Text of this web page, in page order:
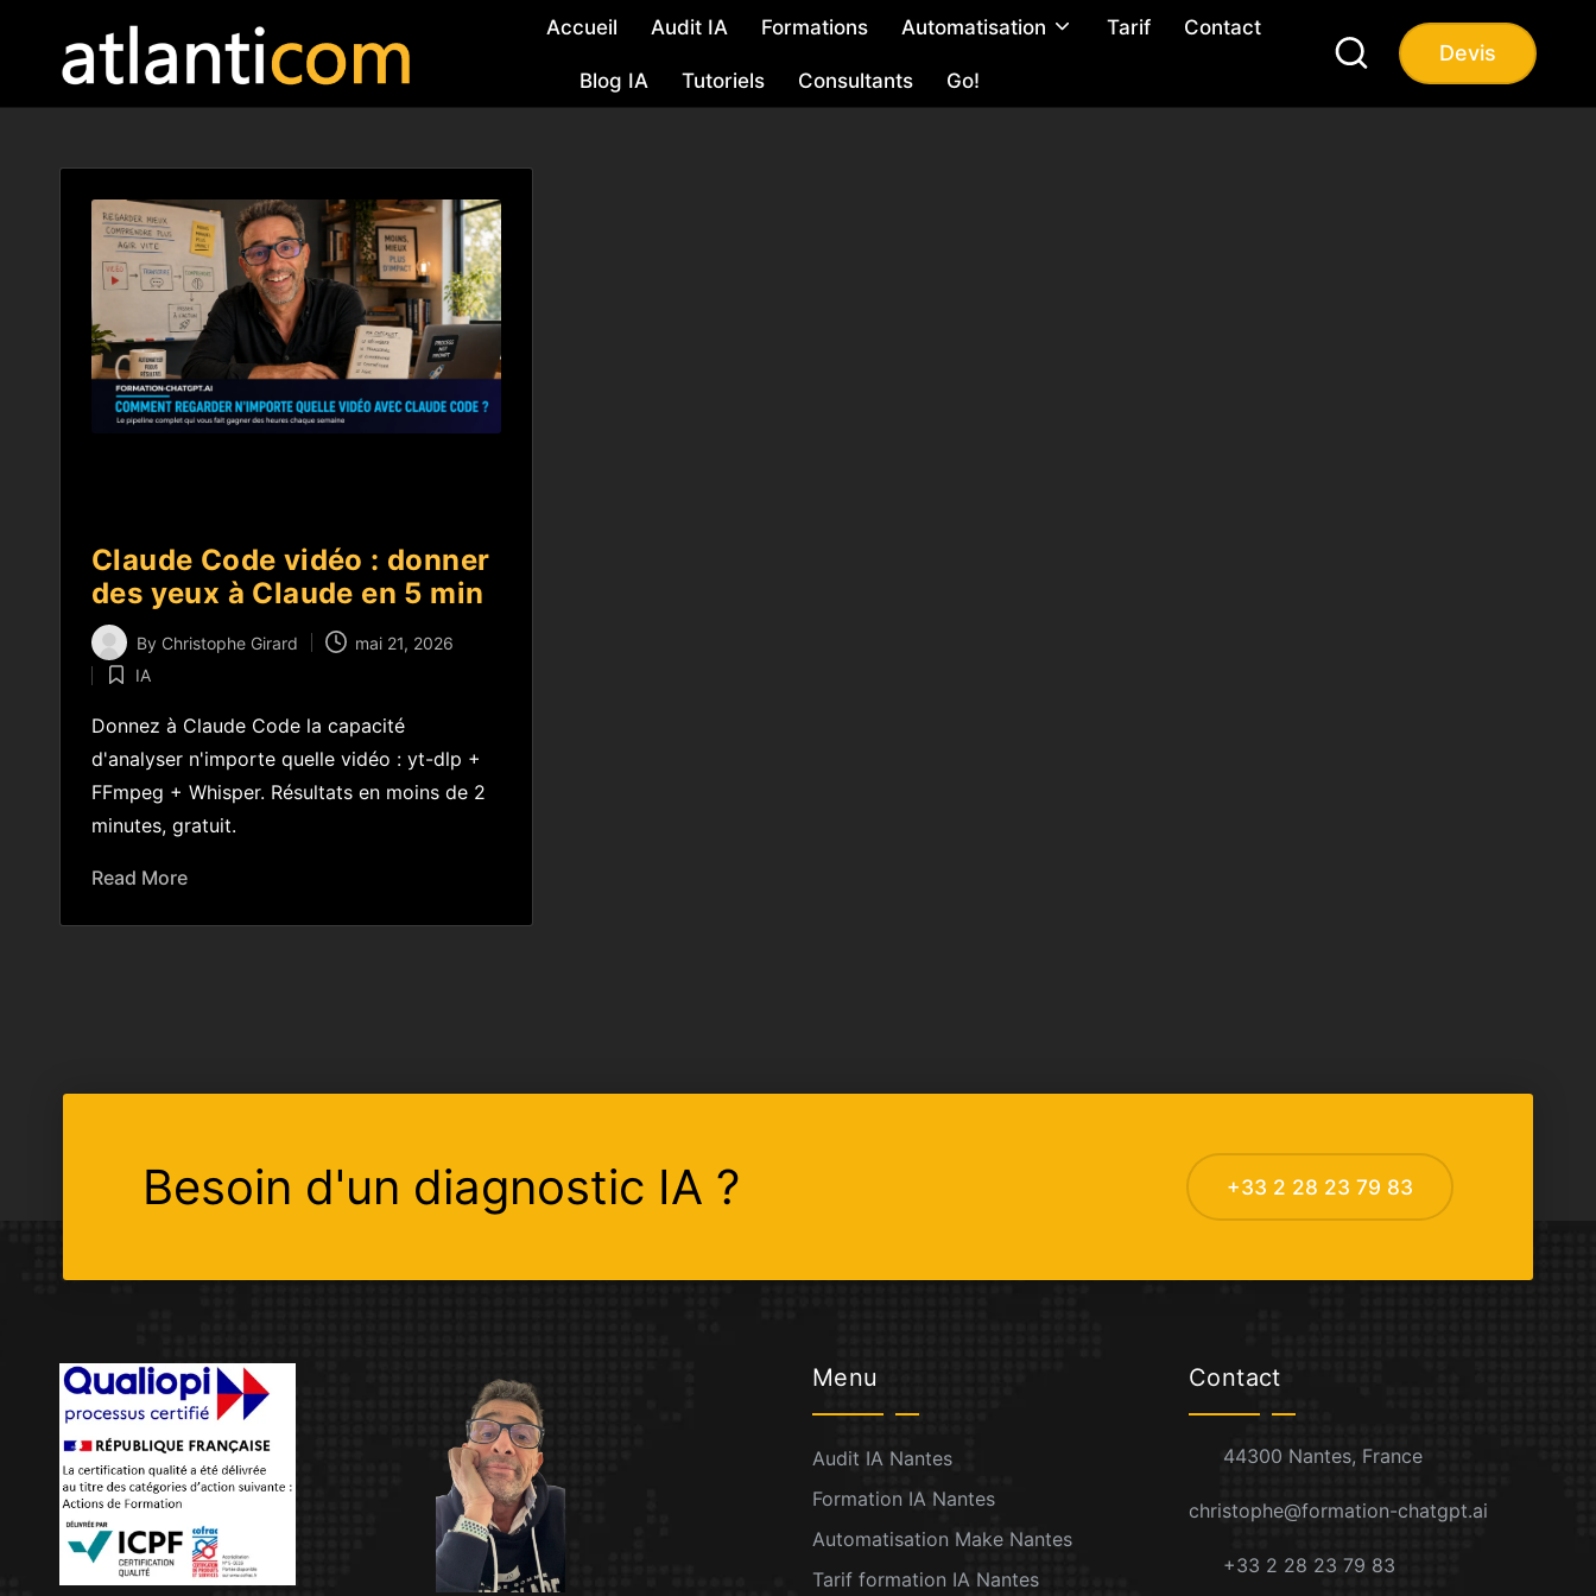
Accueil Audit IA Formations Automatisation Tarif Contact
Blog IA Tutoriels Consultants Go!
Devis
Claude Code vidéo : donner
des yeux à Claude en 5 min
By Christophe Girard
mai 21, 2026
IA
Donnez à Claude Code la capacité
d'analyser n'importe quelle vidéo : yt-dlp +
FFmpeg + Whisper. Résultats en moins de 2
minutes, gratuit.
Read More
Besoin d'un diagnostic IA ? +33 2 28 23 79 83
Menu
Audit IA Nantes
Formation IA Nantes
Automatisation Make Nantes
Tarif formation IA Nantes
Contact
44300 Nantes, France
christophe@formation-chatgpt.ai
+33 2 28 23 79 83